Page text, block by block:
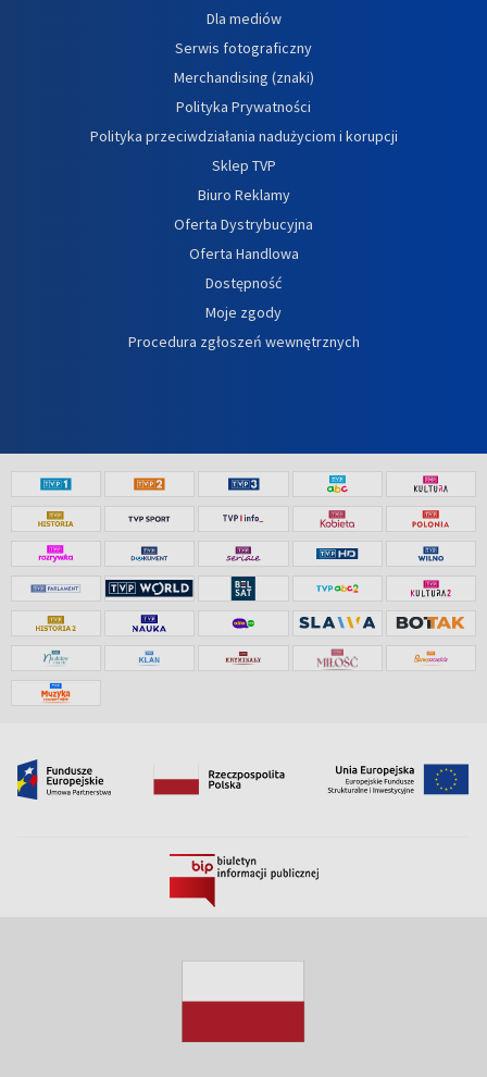
Dla mediów
Serwis fotograficzny
Merchandising (znaki)
Polityka Prywatności
Polityka przeciwdziałania nadużyciom i korupcji
Sklep TVP
Biuro Reklamy
Oferta Dystrybucyjna
Oferta Handlowa
Dostępność
Moje zgody
Procedura zgłoszeń wewnętrznych